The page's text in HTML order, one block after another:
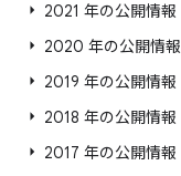
2021 年の公開情報
2020 年の公開情報
2019 年の公開情報
2018 年の公開情報
2017 年の公開情報